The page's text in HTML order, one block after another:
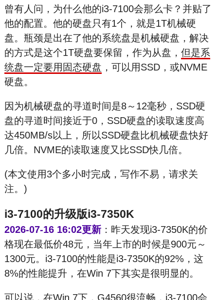
曾有人问，为什么他的i3-7100会那么卡？并贴了
他的配置。他的硬盘只有1个，就是1T机械硬
盘。瓶颈是出在了他的系统盘是机械硬盘，解决
的方式是这个1T硬盘要保留，作为从盘， 但是系
统盘一定要用固态硬盘 ，可以用SSD，或NVME
硬盘。
因为机械硬盘的寻道时间是8～12毫秒，SSD硬
盘的寻道时间接近于0，SSD硬盘的读取速度高
达450MB/s以上，所以SSD硬盘比机械硬盘快好
几倍。NVME的读取速度又比SSD快几倍。
(本文使用3个多小时完成，写作不易，请求关
注。)
i3-7100的升级版i3-7350K
2026-07-16 16:02更新：昨天发现i3-7350K的价
格现在最低价48元，当年上市的时候是900元～
1300元。i3-7100的性能是i3-7350K的92%，这
8%的性能提升，在Win 7下其实是很明显的。
可以说，在Win 7下，G4560很流畅，i3-7100会